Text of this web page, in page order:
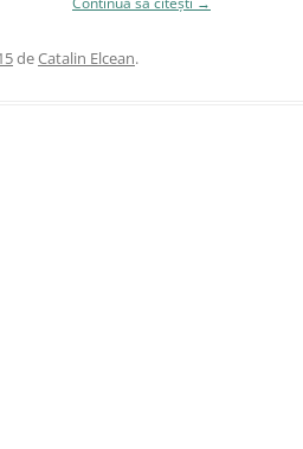
deCatalin Elcean.